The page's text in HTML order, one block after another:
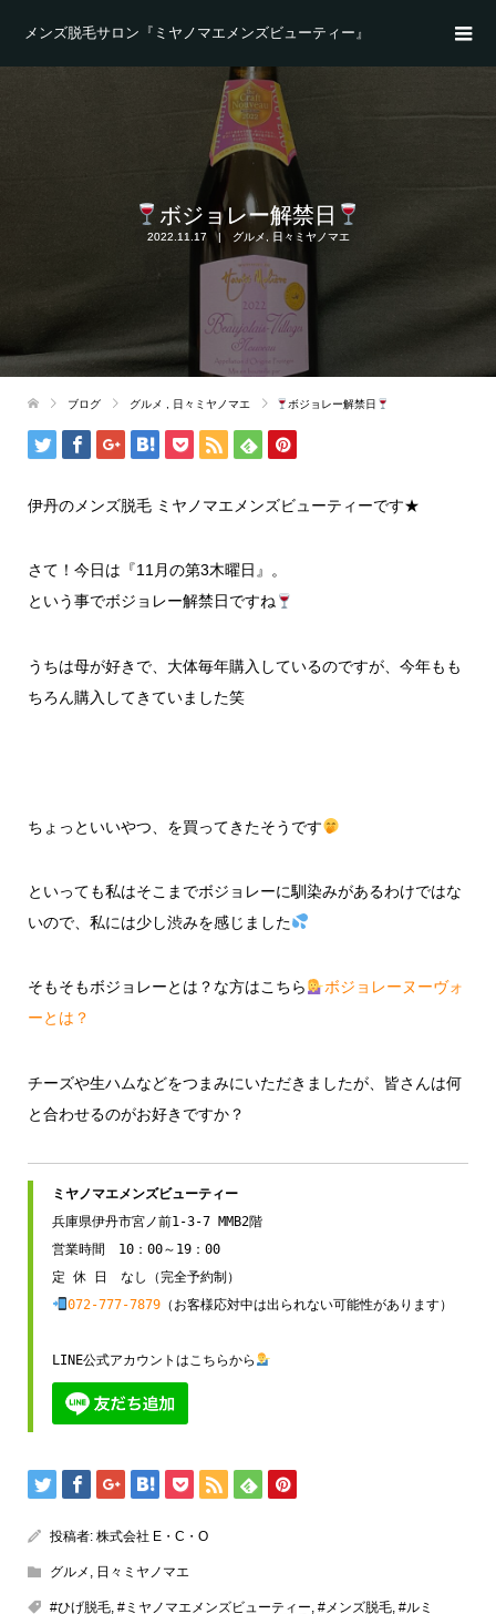
メンズ脱毛サロン『ミヤノマエメンズビューティー』
ボジョレー解禁日
2022.11.17 グルメ 日々ミヤノマエ
ブログ グルメ 日々ミヤノマエ ボジョレー解禁日
伊丹のメンズ脱毛 ミヤノマエメンズビューティーです★
さて！今日は『11月の第3木曜日』。
という事でボジョレー解禁日ですね
うちは母が好きで、大体毎年購入しているのですが、今年もも
ちろん購入してきていました笑
ちょっといいやつ、を買ってきたそうです
といっても私はそこまでボジョレーに馴染みがあるわけではな
いので、私には少し渋みを感じました
そもそもボジョレーとは？な方はこちら
ボジョレーヌーヴォ
ーとは？
チーズや生ハムなどをつまみにいただきましたが、皆さんは何
と合わせるのがお好きですか？
ミヤノマエメンズビューティー
兵庫県伊丹市宮ノ前1-3-7 MMB2階
営業時間　10：00～19：00
072-777-7879（お客様応対中は出られない可能性があります）
LINE公式アカウントはこちらから
投稿者: 株式会社 E・C・O
グルメ , 日々ミヤノマエ
#ひげ脱毛, #ミヤノマエメンズビューティー, #メンズ脱毛, #ルミ